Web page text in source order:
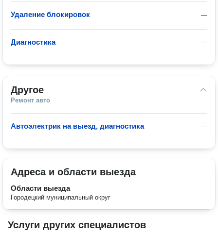
—
Удаление блокировок
—
Диагностика
Другое
Ремонт авто
—
Автоэлектрик на выезд, диагностика
Адреса и области выезда
Области выезда
Городецкий муниципальный округ
Услуги других специалистов